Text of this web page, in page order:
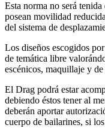
Esta norma no será
posean movilidad
del sistema de
Los diseños escogidos
de temática libre
escénicos, maquillaje y
El Drag podrá estar
debiendo éstos tener al
deberán aportar
cuerpo de bailarines, si